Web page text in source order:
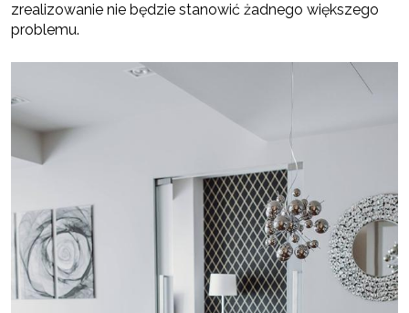
zrealizowanie nie będzie stanowić żadnego większego
problemu.